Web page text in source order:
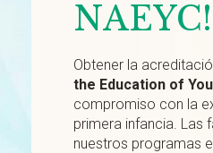
NAEYC!
Obtener la
the Education of
compromiso con la
primera infancia. Las
nuestros programas